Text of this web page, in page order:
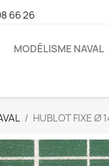
66 26
MODÉLISME NAVAL
HUBLOT FIXE Ø